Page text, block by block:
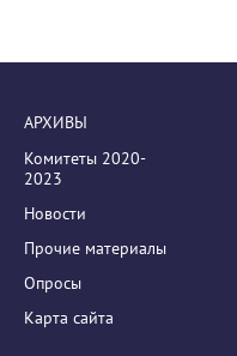
АРХИВЫ
Комитеты 2020-
2023
Новости
Прочие материалы
Опросы
Карта сайта